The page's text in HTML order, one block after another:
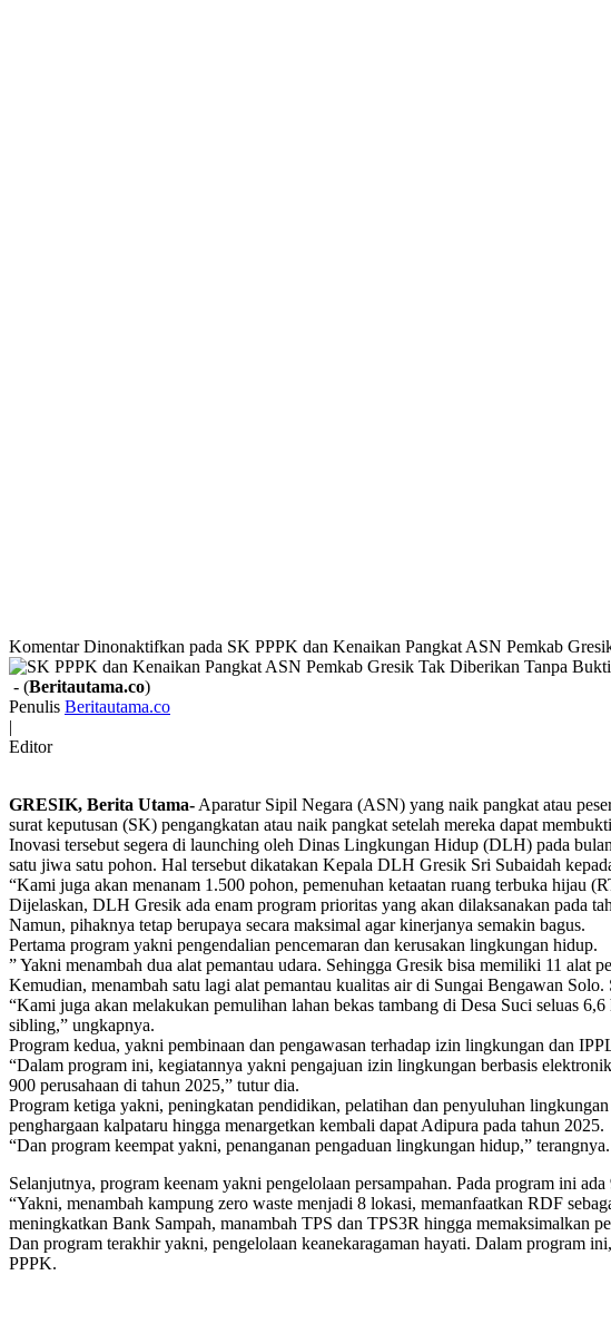
Komentar Dinonaktifkan pada SK PPPK dan Kenaikan Pangkat ASN Pemkab
- (Beritautama.co)
Penulis Beritautama.co
|
Editor
GRESIK, Berita Utama-Aparatur Sipil Negara (ASN) yang naik pangkat atau
surat keputusan (SK) pengangkatan atau naik pangkat setelah mereka dapat
Inovasi tersebut segera di launching oleh Dinas Lingkungan Hidup (DLH) pada
satu jiwa satu pohon. Hal tersebut dikatakan Kepala DLH Gresik Sri Subaidah
“Kami juga akan menanam 1.500 pohon, pemenuhan ketaatan ruang terbuka hijau
Dijelaskan, DLH Gresik ada enam program prioritas yang akan dilaksanakan pada
Namun, pihaknya tetap berupaya secara maksimal agar kinerjanya semakin bagus.
Pertama program yakni pengendalian pencemaran dan kerusakan lingkungan hidup.
” Yakni menambah dua alat pemantau udara. Sehingga Gresik bisa memiliki 11 alat
Kemudian, menambah satu lagi alat pemantau kualitas air di Sungai Bengawan
“Kami juga akan melakukan pemulihan lahan bekas tambang di Desa Suci seluas
sibling,” ungkapnya.
Program kedua, yakni pembinaan dan pengawasan terhadap izin lingkungan dan
“Dalam program ini, kegiatannya yakni pengajuan izin lingkungan berbasis
900 perusahaan di tahun 2025,” tutur dia.
Program ketiga yakni, peningkatan pendidikan, pelatihan dan penyuluhan
penghargaan kalpataru hingga menargetkan kembali dapat Adipura pada tahun 2025.
“Dan program keempat yakni, penanganan pengaduan lingkungan hidup,” terangnya.
Selanjutnya, program keenam yakni pengelolaan persampahan. Pada program ini
“Yakni, menambah kampung zero waste menjadi 8 lokasi, memanfaatkan RDF
meningkatkan Bank Sampah, manambah TPS dan TPS3R hingga memaksimalkan
Dan program terakhir yakni, pengelolaan keanekaragaman hayati. Dalam program
PPPK.